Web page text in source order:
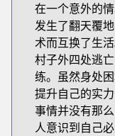
在一个意外的
发生了翻天覆
术而互换了生
村子外四处逃
练。虽然身处
提升自己的实
事情并没有那
人意识到自己